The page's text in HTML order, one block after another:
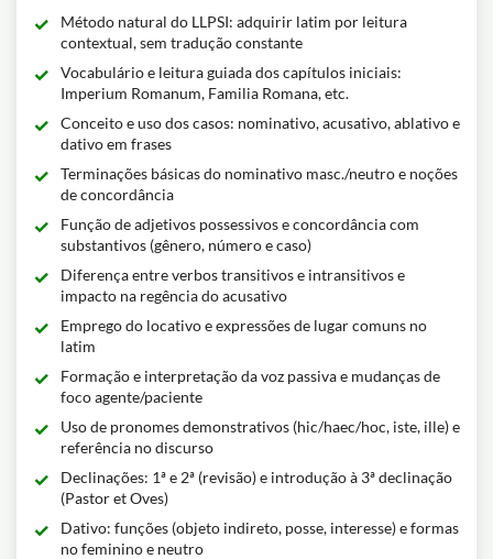
Método natural do LLPSI: adquirir latim por leitura
contextual, sem tradução constante
Vocabulário e leitura guiada dos capítulos iniciais:
Imperium Romanum, Familia Romana, etc.
Conceito e uso dos casos: nominativo, acusativo, ablativo e
dativo em frases
Terminações básicas do nominativo masc./neutro e noções
de concordância
Função de adjetivos possessivos e concordância com
substantivos (gênero, número e caso)
Diferença entre verbos transitivos e intransitivos e
impacto na regência do acusativo
Emprego do locativo e expressões de lugar comuns no
latim
Formação e interpretação da voz passiva e mudanças de
foco agente/paciente
Uso de pronomes demonstrativos (hic/haec/hoc, iste, ille) e
referência no discurso
Declinações: 1ª e 2ª (revisão) e introdução à 3ª declinação
(Pastor et Oves)
Dativo: funções (objeto indireto, posse, interesse) e formas
no feminino e neutro